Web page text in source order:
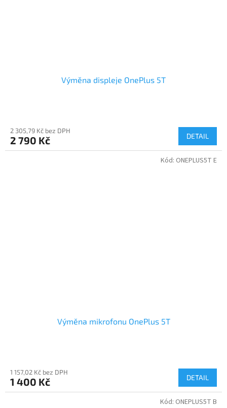
Výměna displeje OnePlus 5T
2 305,79 Kč bez DPH
2 790 Kč DETAIL
Výměna mikrofonu OnePlus 5T
1 157,02 Kč bez DPH
1 400 Kč DETAIL
Kód: ONEPLUS5T E
Kód: ONEPLUS5T B